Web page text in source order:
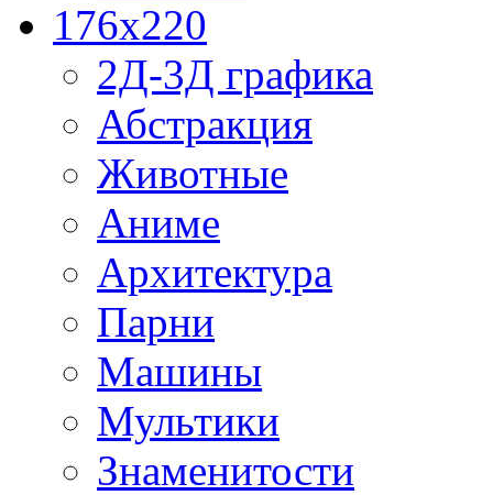
176x220
2Д-3Д графика
Абстракция
Животные
Аниме
Архитектура
Парни
Машины
Мультики
Знаменитости